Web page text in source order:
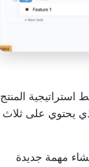
استراتيجية المنتج
يحتوي على ثلاث
مهمة جديدة